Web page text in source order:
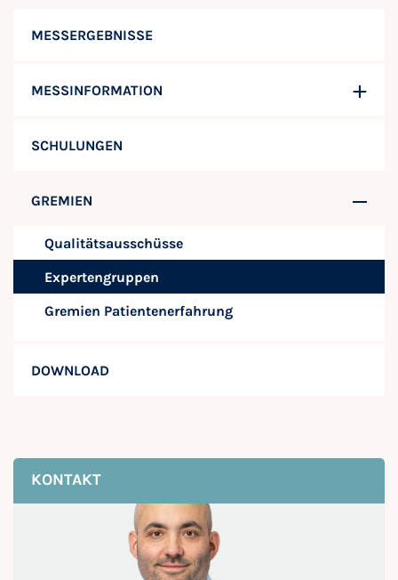
MESSERGEBNISSE
MESSINFORMATION
SCHULUNGEN
GREMIEN
Qualitätsausschüsse
Expertengruppen
Gremien Patientenerfahrung
DOWNLOAD
KONTAKT